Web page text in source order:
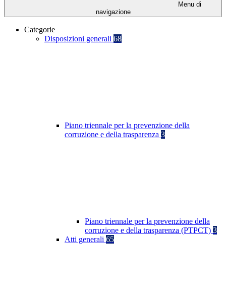
Menu di
navigazione
Categorie
Disposizioni generali 68
Piano triennale per la prevenzione della
corruzione e della trasparenza 3
Piano triennale per la prevenzione della
corruzione e della trasparenza (PTPCT) 3
Atti generali 65